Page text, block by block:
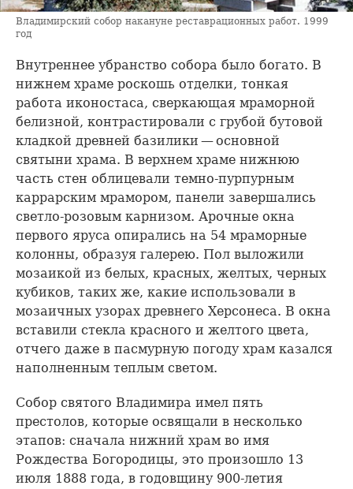
Владимирский собор накануне реставрационных работ. 1999
год
Внутреннее убранство собора было богато. В
нижнем храме роскошь отделки, тонкая
работа иконостаса, сверкающая мраморной
белизной, контрастировали с грубой бутовой
кладкой древней базилики — основной
святыни храма. В верхнем храме нижнюю
часть стен облицевали темно-пурпурным
каррарским мрамором, панели завершались
светло-розовым карнизом. Арочные окна
первого яруса опирались на 54 мраморные
колонны, образуя галерею. Пол выложили
мозаикой из белых, красных, желтых, черных
кубиков, таких же, какие использовали в
мозаичных узорах древнего Херсонеса. В окна
вставили стекла красного и желтого цвета,
отчего даже в пасмурную погоду храм казался
наполненным теплым светом.
Собор святого Владимира имел пять
престолов, которые освящали в несколько
этапов: сначала нижний храм во имя
Рождества Богородицы, это произошло 13
июля 1888 года, в годовщину 900-летия